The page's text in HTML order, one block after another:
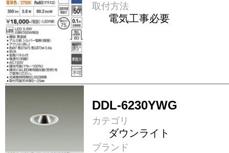
取付方法
電気工事必要
DDL-6230YWG
カテゴリ
ダウンライト
ブランド